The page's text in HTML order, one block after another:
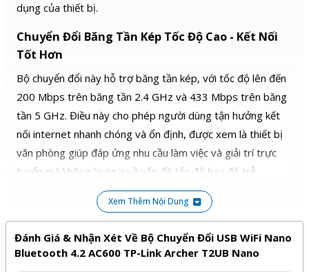
dụng của thiết bị.
Chuyển Đổi Băng Tần Kép Tốc Độ Cao - Kết Nối
Tốt Hơn
Bộ chuyển đổi này hỗ trợ băng tần kép, với tốc độ lên đến
200 Mbps trên băng tần 2.4 GHz và 433 Mbps trên băng
tần 5 GHz. Điều này cho phép người dùng tận hưởng kết
nối internet nhanh chóng và ổn định, được xem là thiết bị
văn phòng giúp đáp ứng nhu cầu làm việc và giải trí trực
tuyến mà không lo ngại về vấn đề tốc độ hay độ trễ.
Kết Nối Máy Tính Qua Bluetooth
Sự tích hợp của Bluetooth 4.2 là một tính năng đáng giá,
cho phép kết nối dễ dàng với các thiết bị Bluetooth khác
như tai nghe, bàn phím, chuột và nhiều thiết bị khác. Điều
Xem Thêm Nội Dung
Đánh Giá & Nhận Xét Về Bộ Chuyển Đổi USB WiFi Nano
Bluetooth 4.2 AC600 TP-Link Archer T2UB Nano